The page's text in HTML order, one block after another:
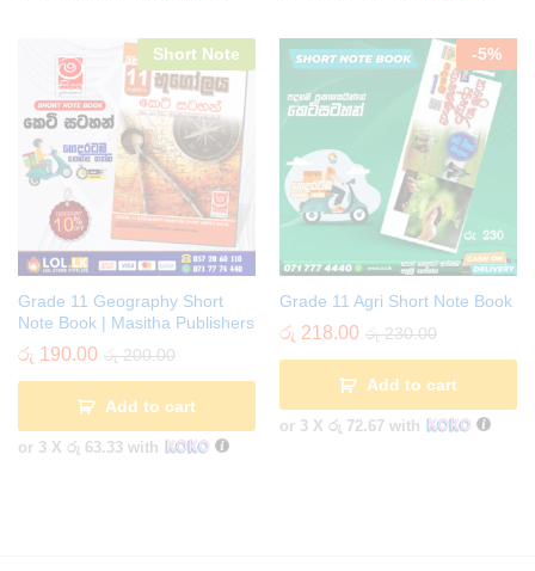
Short Note
Grade 11 Geography Short
Note Book | Masitha Publishers
රු 190.00 රු200.00
Add to cart
or 3 X රු 63.33 with
-5%
Grade 11 Agri Short Note Book
රු 218.00 රු230.00
Add to cart
or 3 X රු 72.67 with